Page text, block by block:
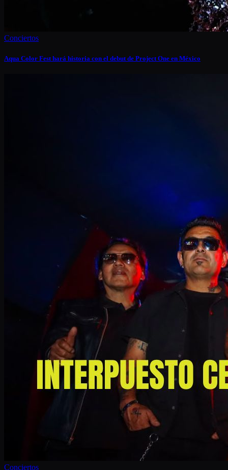
Conciertos
Aqua Color Fest hará historia con el debut de Project One en México
Conciertos